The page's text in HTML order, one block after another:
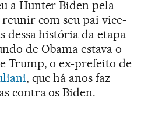
a Hunter Biden pela
com seu pai vice-
dessa história da etapa
de Obama estava o
Trump, o ex-prefeito de
, que há anos faz
contra os Biden.